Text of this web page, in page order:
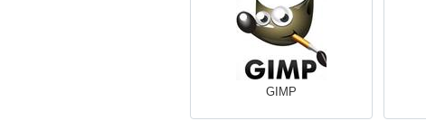
GIMP